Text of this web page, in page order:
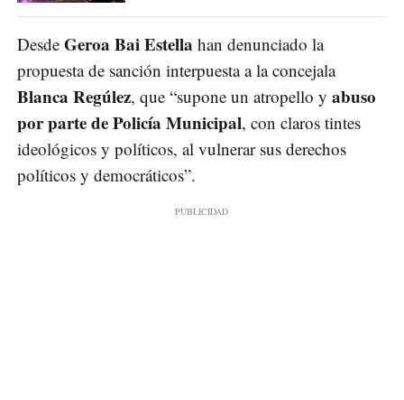
Desde Geroa Bai Estella han denunciado la
propuesta de sanción interpuesta a la concejala
Blanca Regúlez, que “supone un atropello y abuso
por parte de Policía Municipal, con claros tintes
ideológicos y políticos, al vulnerar sus derechos
políticos y democráticos”.